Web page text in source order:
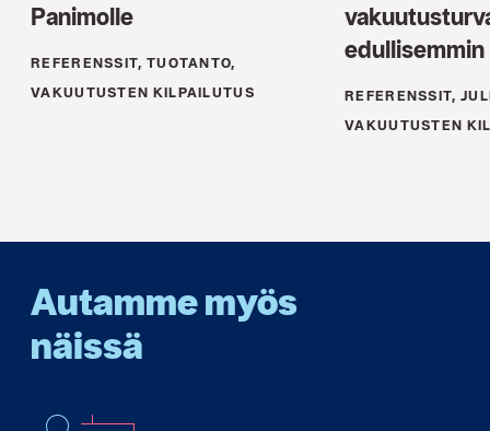
Panimolle
REFERENSSIT, TUOTANTO,
VAKUUTUSTEN KILPAILUTUS
edullisemmin
REFERENSSIT,
VAKUUTUSTEN
Autamme myös
näissä